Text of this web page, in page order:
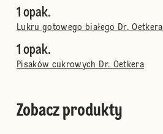
1 opak.
Lukru gotowego białego Dr. Oetkera
1 opak.
Pisaków cukrowych Dr. Oetkera
Zobacz produkty